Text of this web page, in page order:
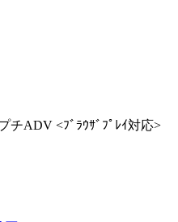
チADV <ﾌﾞﾗｳｻﾞﾌﾟﾚｲ対応>